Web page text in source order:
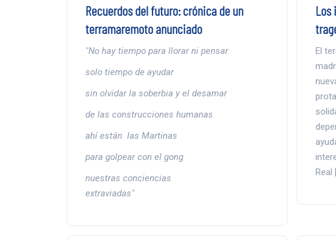
Recuerdos del futuro: crónica de un
terramaremoto anunciado
"No hay tiempo para llorar ni pensar
solo tiempo de ayudar
sin olvidar la soberbia y el desamar
de las construcciones humanas
ahí están las Martinas
para golpear con el gong
nuestras conciencias
extraviadas"
Los
El
Real